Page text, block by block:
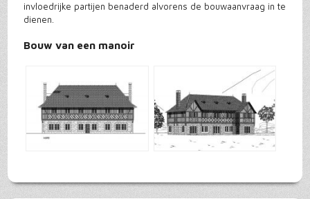
invloedrijke partijen benaderd alvorens de bouwaanvraag in te
dienen.
Bouw van een manoir